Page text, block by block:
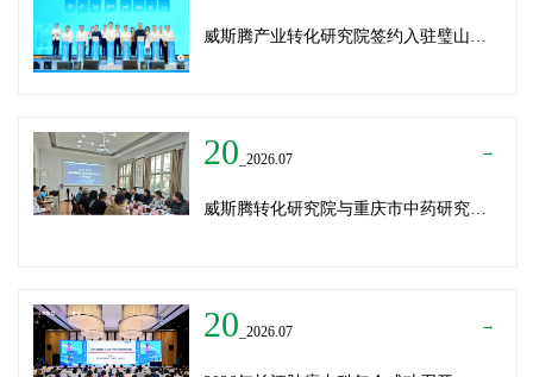
20 _2026.07 →
威斯腾转化研究院与重庆市中药研究院深化战略合作，共筑中医药产学研创新生态
20 _2026.07 →